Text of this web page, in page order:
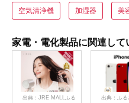
空気清浄機 加湿器 美
家電・電化製品に関連し
出典：JRE MALLふる
出典：ふる